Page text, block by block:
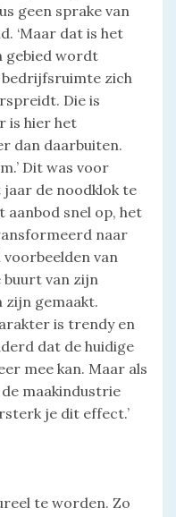
geen sprake van
‘Maar dat is het
gebied wordt
zich
Die is
is hier het
dan daarbuiten.
Dit was voor
jaar de noodklok te
aanbod snel op, het
naar
van
buurt van zijn
zijn gemaakt.
is trendy en
dat de huidige
mee kan. Maar als
maakindustrie
je dit effect.’
te worden. Zo